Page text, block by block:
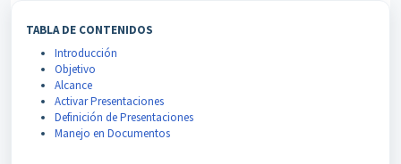
TABLA DE CONTENIDOS
Introducción
Objetivo
Alcance
Activar Presentaciones
Definición de Presentaciones
Manejo en Documentos